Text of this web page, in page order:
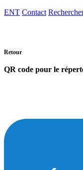
ENT Contact
Retour
QR code pour le